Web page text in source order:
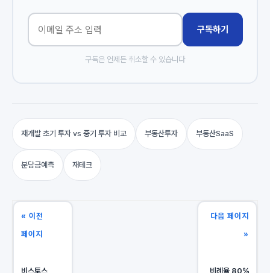
구독하기
구독은 언제든 취소할 수 있습니다
재개발 초기 투자 vs 중기 투자 비교 부동산투자 부동산SaaS
분담금예측 재테크
« 이전
페이지
비스토스
다음 페이지
»
비례율 80%